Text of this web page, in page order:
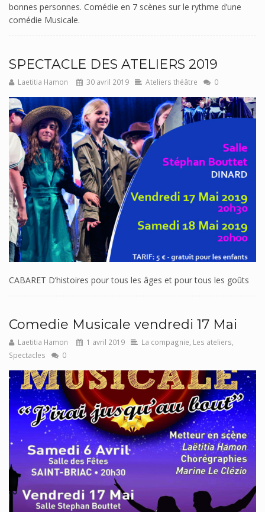
bonnes personnes. Comédie en 7 scènes sur le rythme d’une
comédie Musicale.
SPECTACLE DES ATELIERS 2019
Laetitia Hamon 30 avril 2019 Ateliers théâtre 0
CABARET D’histoires pour tous les âges et pour tous les goûts
Comedie Musicale vendredi 17 Mai
Laetitia Hamon 1 avril 2019 La compagnie, Les ateliers,
Spectacles
0